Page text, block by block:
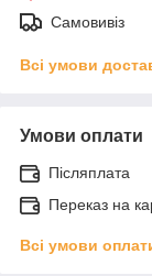
Самовивіз
Всі умови
Умови оплати
Післяплата
Переказ на
Всі умови